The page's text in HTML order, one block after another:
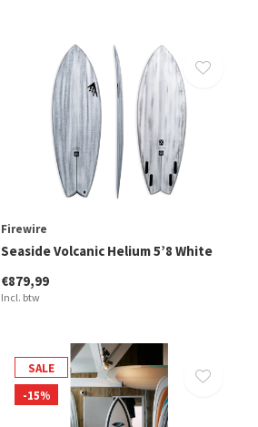
Firewire
Seaside Volcanic Helium 5’8 White
€879,99
Incl. btw
SALE
-15%